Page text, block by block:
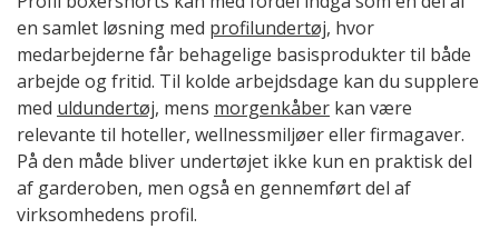
en samlet løsning med profilundertøj, hvor
medarbejderne får behagelige basisprodukter til både
arbejde og fritid. Til kolde arbejdsdage kan du supplere
med uldundertøj, mens morgenkåber kan være
relevante til hoteller, wellnessmiljøer eller firmagaver.
På den måde bliver undertøjet ikke kun en praktisk del
af garderoben, men også en gennemført del af
virksomhedens profil.